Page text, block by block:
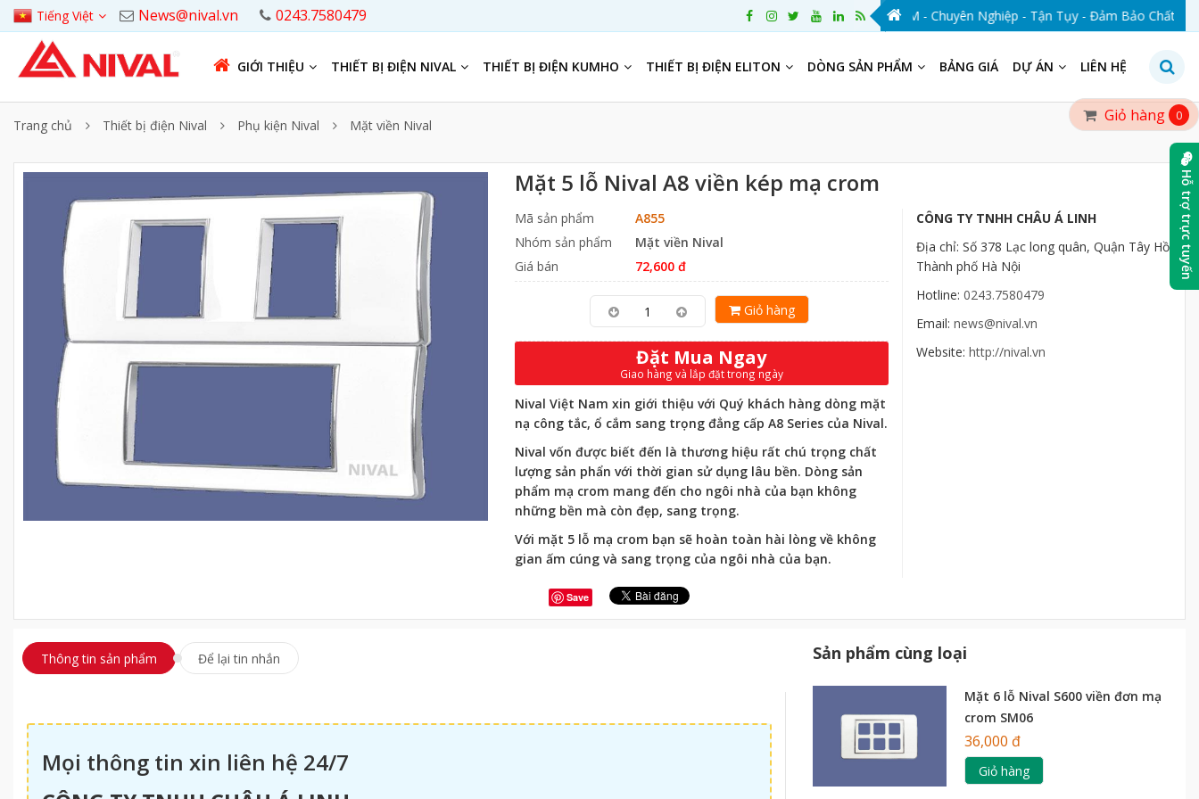
Tiếng Việt News@nival.vn 0243.7580479
Giỏ hàng 0
NIVAL VIỆT NAM - Chuyên Nghiệp - Tận Tụy - Đảm Bảo Chất
GIỚI THIỆU THIẾT BỊ ĐIỆN NIVAL THIẾT BỊ ĐIỆN KUMHO THIẾT BỊ ĐIỆN ELITON DÒNG SẢN PHẨM BẢNG GIÁ DỰ ÁN LIÊN HỆ
Trang chủ Thiết bị điện Nival Phụ kiện Nival Mặt viền Nival
Mặt 5 lỗ Nival A8 viền kép mạ crom
Mã sản phẩm
A855
Nhóm sản phẩm
Mặt viền Nival
Giá bán
72,600 đ
Giỏ hàng
Đặt Mua Ngay
Giao hàng và lắp đặt trong ngày
Nival Việt Nam xin giới thiệu với Quý khách hàng dòng mặt
nạ công tắc, ổ cắm sang trọng đẳng cấp A8 Series của Nival.
Nival vốn được biết đến là thương hiệu rất chú trọng chất
lượng sản phẩn với thời gian sử dụng lâu bền. Dòng sản
phẩm mạ crom mang đến cho ngôi nhà của bạn không
những bền mà còn đẹp, sang trọng.
Với mặt 5 lỗ mạ crom bạn sẽ hoàn toàn hài lòng về không
gian ấm cúng và sang trọng của ngôi nhà của bạn.
CÔNG TY TNHH CHÂU Á LINH
Địa chỉ: Số 378 Lạc long quân, Quận Tây Hồ,
Thành phố Hà Nội
Hotline: 0243.7580479
Email: news@nival.vn
Website: http://nival.vn
Save
Thông tin sản phẩm Để lại tin nhắn
Mọi thông tin xin liên hệ 24/7
Sản phẩm cùng loại
Mặt 6 lỗ Nival S600 viền đơn mạ
crom SM06
36,000 đ
Giỏ hàng
Hỗ trợ trực tuyến